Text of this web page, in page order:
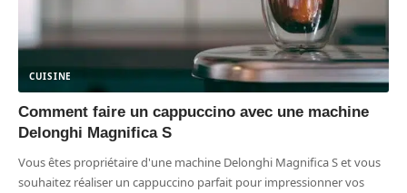
CUISINE
Comment faire un cappuccino avec une machine
Delonghi Magnifica S
Vous êtes propriétaire d'une machine Delonghi Magnifica S et vous
souhaitez réaliser un cappuccino parfait pour impressionner vos